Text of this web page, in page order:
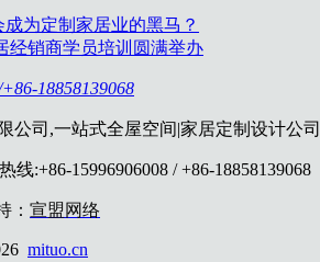
为定制家居业的黑马？
经销商学员培训圆满举办
18858139068
公司,一站式全屋空间|家居定制设计公
:+86-15996906008 / +86-18858139068
： 宣盟网络
mituo.cn